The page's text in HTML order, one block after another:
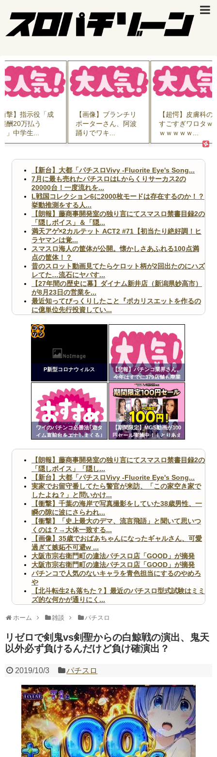
撃】指示役「成
酬20万払う
」中学生...
【画像】ブランチリ
ポーターさん、阿波
踊りでワキ...
【超愕】皮膚科の
すごすぎワロタｗ
ｗｗｗｗｗ...
【新台】大都「パチスロVivy -Fluorite Eye's Song...
7月に最も売れたパチスロはLからくりサーカス2の
20000台！一度流れを...
L戦国コレクション6に2000枚モードは存在するのか！？
挙動推測をする人...
【朗報】藤商事開発室の独り言にてスマスロ禁書目録2の
「隠しボイス」＆「隠...
満天アゲ×2カルテット ACT2 #71【初当たり絶好調！ヒ
ラヤマンは覚...
スマスロ海人の筐体が公開。懐かしさあふれる100点満
点の筐体！？
昔のスロット動画見てたらケロット柄が2回出たのにハズ
レてた…流石にヤバす...
【27年間の歴史に幕】ダイナム新井店（新潟県妙高市）
が8月23日の営業を...
最近知ってびっくりしたこと『ポカリスエットを作るの
に億単位先行投資してい...
ますｗ」←これどうす...
【閲覧注意】俺が近くにいると機械が壊れるんだけどさ
【画像】ペプシコーラ社、「こういうのでいいんだよ」
な新商品を発売
Powered by livedoor 相互RSS
P新型コロナウィルス
【悲報】パチンコ業界さん、
今年はすでに379店舗も廃業
してしまう
ワイのパチンコ必勝法｢遊タ
イム直前台をエナしまくる｣
【期間限定】MGS動画が100
円セール実施中！！とりあえ
ンク
自動
更新
ツー
【朗報】藤商事開発室の独り言にてスマスロ禁書目録2の
「隠しボイス」「隠し...
【新台】大都「パチスロVivy -Fluorite Eye's Song...
実家でお留守番してたら警官が来訪、「この家空き家で
したよね？」と問いかけ...
【衝撃】千葉の海岸で写真撮影をしていた38歳男性、一
瞬の隙に波にさらわれ...
【衝撃】「史上最大のデマ、流言飛語」と聞いて思いつ
くのは？→大体一致する...
【画像】35歳でおばあちゃんになったギャルさん、可愛
過ぎて嫉妬不可避w ...
大阪市宗右衛門町の違法パチスロ店「GOOD」が摘発
大阪市宗右衛門町の違法パチスロ店「GOOD」が摘発
パチンコで人気のないキャラを青色担当にするのやめろ
や
【北斗転生2も落ちた？】最近のパチスロ型式試験はミミ
ズ的な何かが通りにく...
いヤバいか教えて？...
ホーム 雑談 パチスロ
リゼロで剣鬼vs剣聖からの白鯨戦の演出、鬼天
以外必ず負けるんだけど負け確演出？
2019/10/3 パチスロ